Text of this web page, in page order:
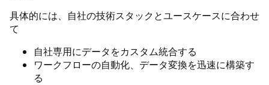
具体的には、自社の技術スタックとユースケースに合わせ
て
自社専用にデータをカスタム統合する
ワークフローの自動化、データ変換を迅速に構築す
る